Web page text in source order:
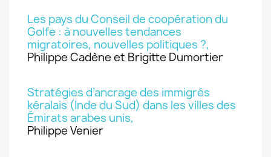
Les pays du Conseil de coopération du
Golfe : à nouvelles tendances
migratoires, nouvelles politiques ?,
Philippe Cadène et Brigitte Dumortier
Stratégies d’ancrage des immigrés
kéralais (Inde du Sud) dans les villes des
Émirats arabes unis,
Philippe Venier